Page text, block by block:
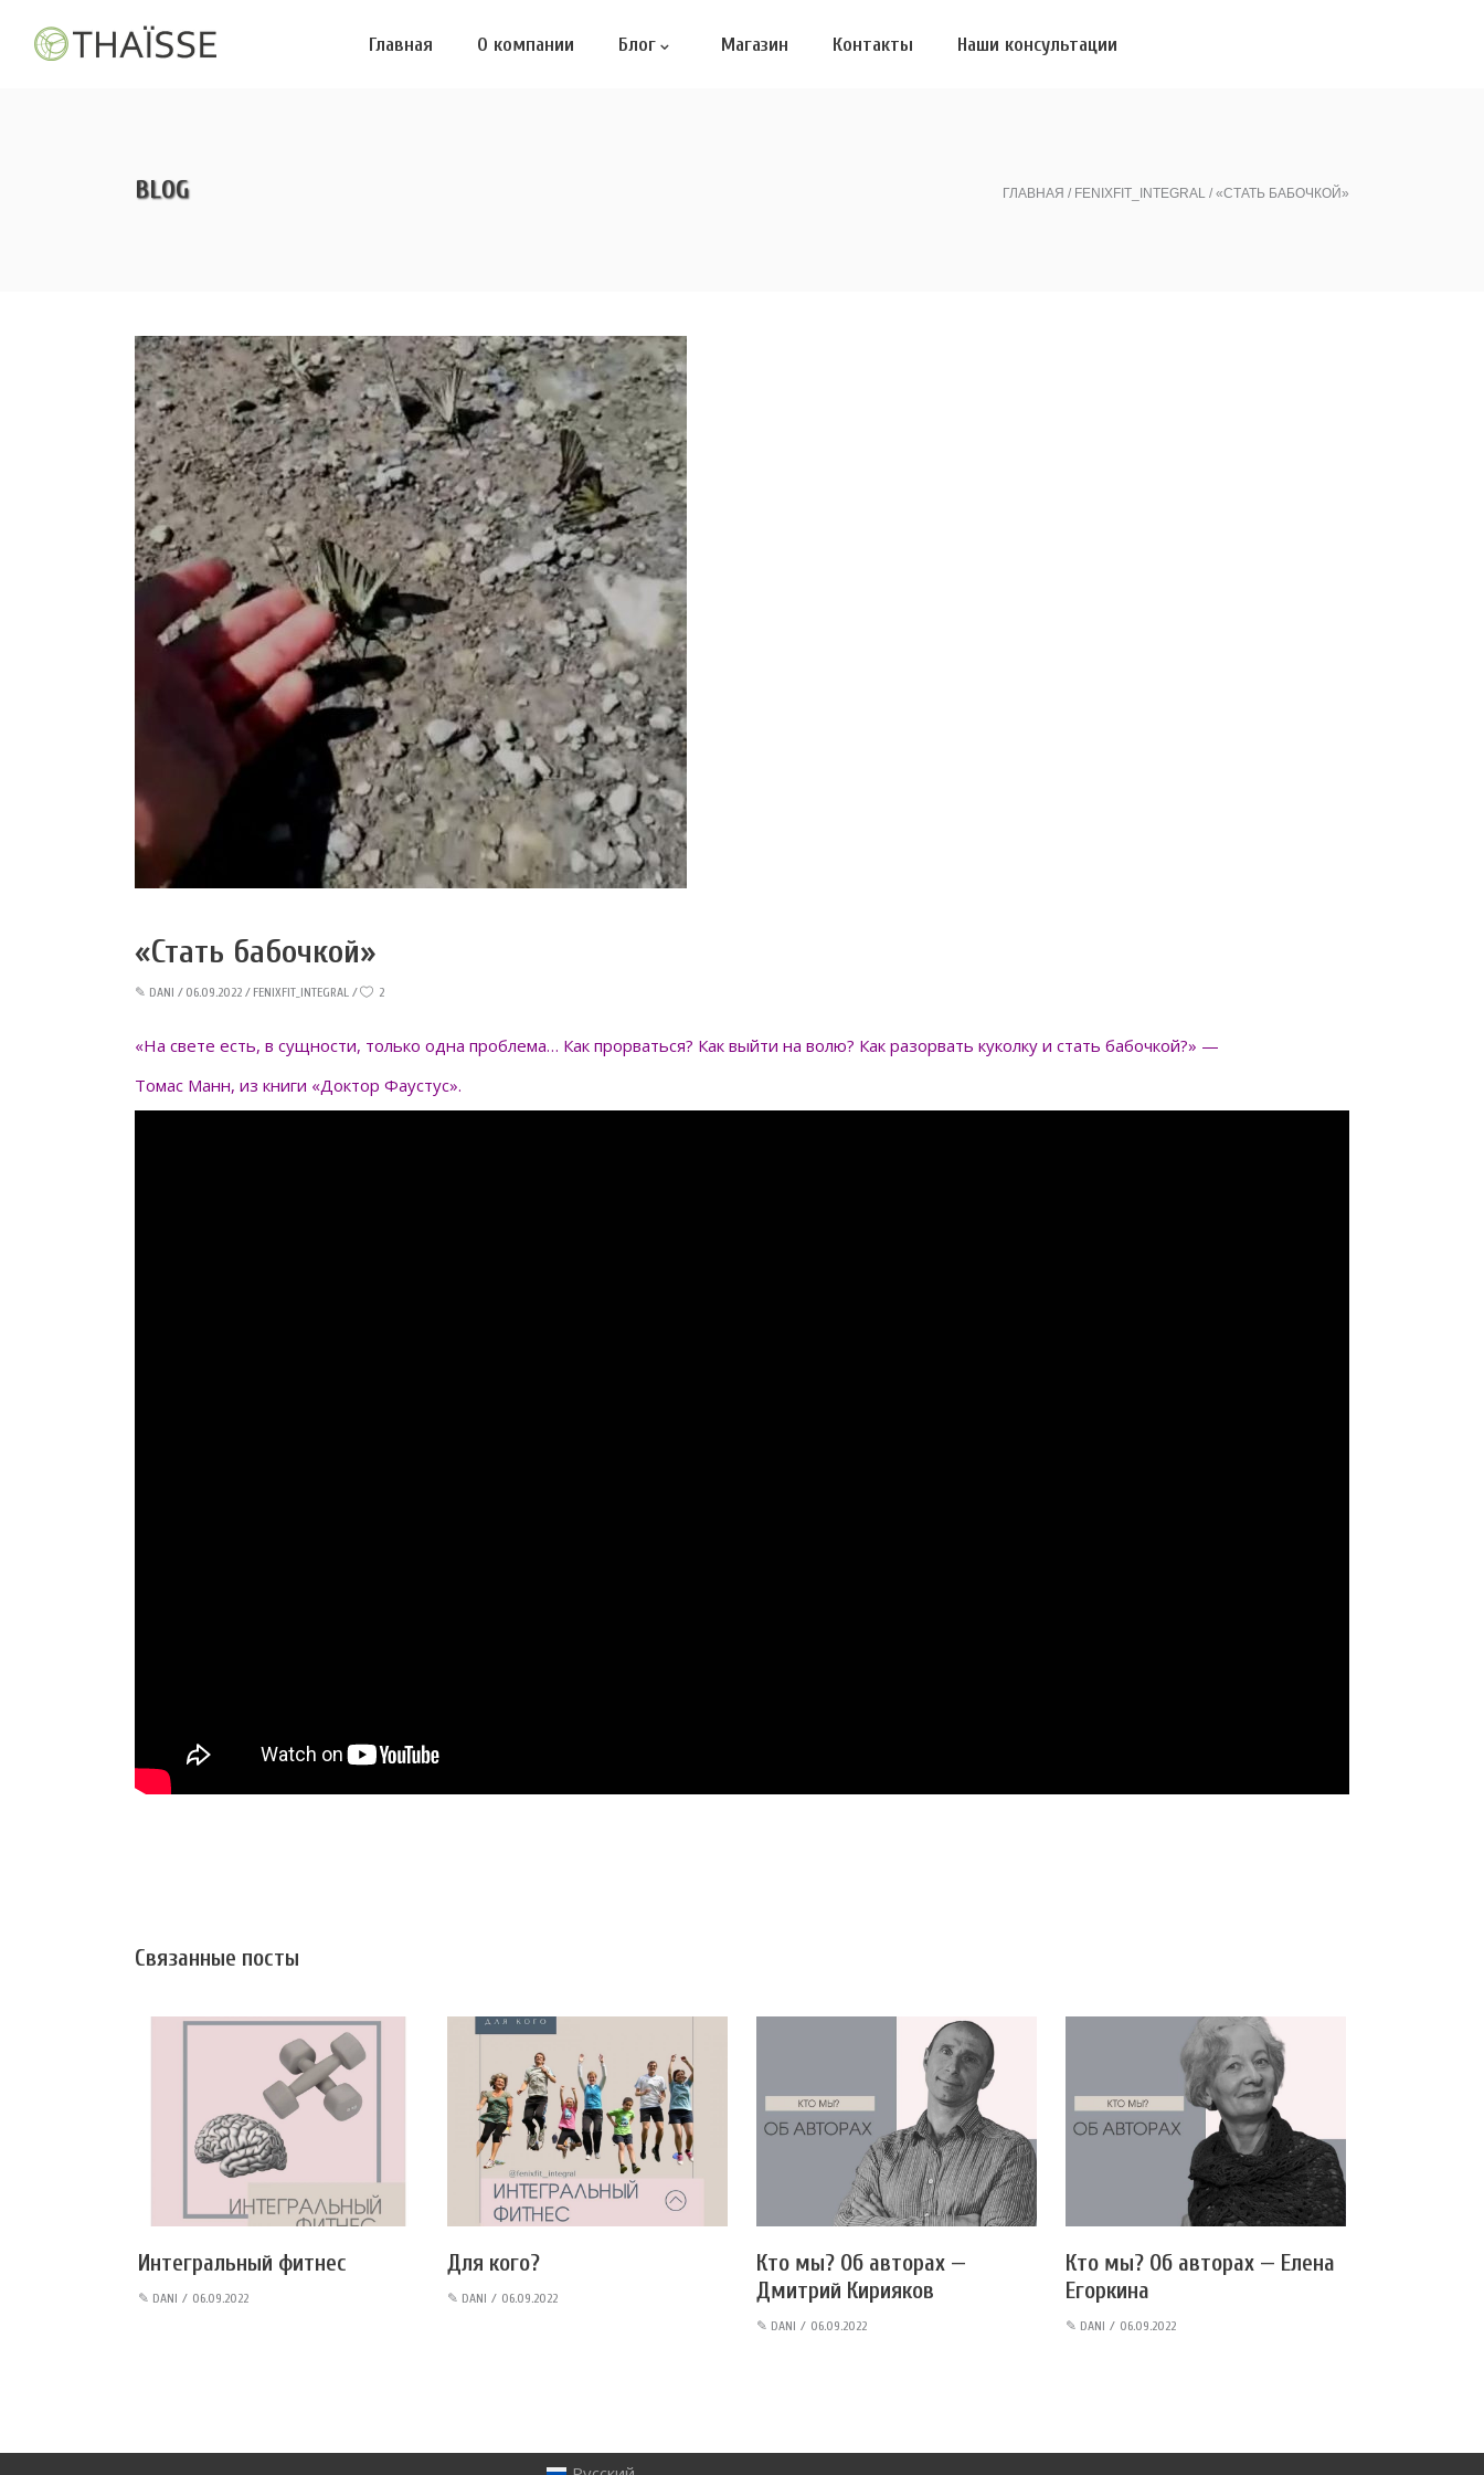
Главная О компании Блог Магазин Контакты Наши консультации
BLOG ГЛАВНАЯ FENIXFIT_INTEGRAL «СТАТЬ БАБОЧКОЙ»
«Стать бабочкой»
✎ DANI 06.09.2022 FENIXFIT_INTEGRAL 2
«На свете есть, в сущности, только одна проблема… Как прорваться? Как выйти на волю? Как разорвать куколку и стать бабочкой?» —
Томас Манн, из книги «Доктор Фаустус».
Связанные посты
Интегральный фитнес
✎ DANI 06.09.2022
Для кого?
✎ DANI 06.09.2022
Кто мы? Об авторах —
Дмитрий Кирияков
✎ DANI 06.09.2022
Кто мы? Об авторах — Елена
Егоркина
✎ DANI 06.09.2022